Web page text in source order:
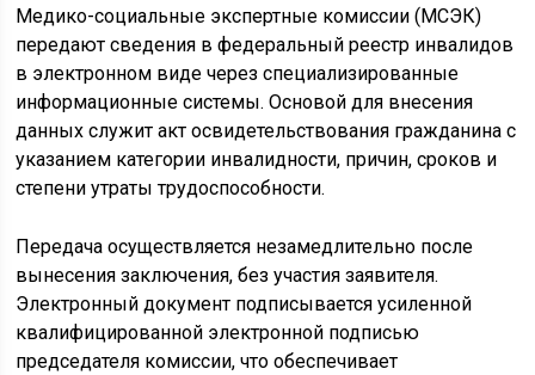
Медико-социальные экспертные комиссии (МСЭК)
передают сведения в федеральный реестр инвалидов
в электронном виде через специализированные
информационные системы. Основой для внесения
данных служит акт освидетельствования гражданина с
указанием категории инвалидности, причин, сроков и
степени утраты трудоспособности.
Передача осуществляется незамедлительно после
вынесения заключения, без участия заявителя.
Электронный документ подписывается усиленной
квалифицированной электронной подписью
председателя комиссии, что обеспечивает